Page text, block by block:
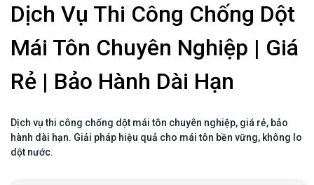
Dịch Vụ Thi Công Chống Dột
Mái Tôn Chuyên Nghiệp | Giá
Rẻ | Bảo Hành Dài Hạn
Dịch vụ thi công chống dột mái tôn chuyên nghiệp, giá rẻ, bảo
hành dài hạn. Giải pháp hiệu quả cho mái tôn bền vững, không lo
dột nước.